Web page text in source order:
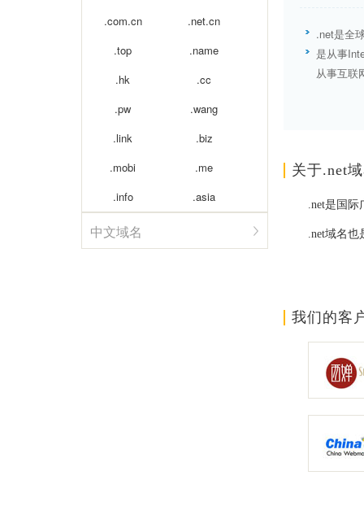
.com.cn
.net.cn
.top
.name
.hk
.cc
.pw
.wang
.link
.biz
.mobi
.me
.info
.asia
中文域名
.net是全
是从事
从事互联
关于.net
.net是国
.net域名
我们的客